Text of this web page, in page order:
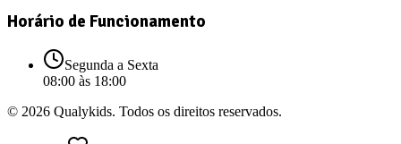
Horário de Funcionamento
Segunda a Sexta
08:00 às 18:00
© 2026 Qualykids. Todos os direitos reservados.